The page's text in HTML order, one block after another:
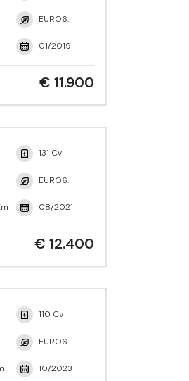
EURO6.
01/2019
€ 11.900
131 Cv
EURO6.
08/2021
€ 12.400
110 Cv
EURO6.
10/2023